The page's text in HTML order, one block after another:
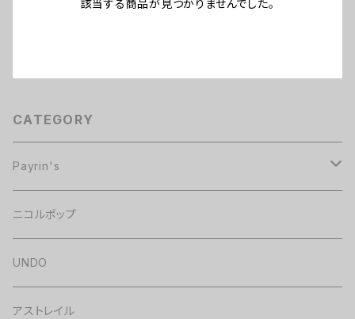
該当する商品が見つかりませんでした。
CATEGORY
Payrin's
チェキ
グッズ・CD
ニコルポップ
UNDO
アストレイル